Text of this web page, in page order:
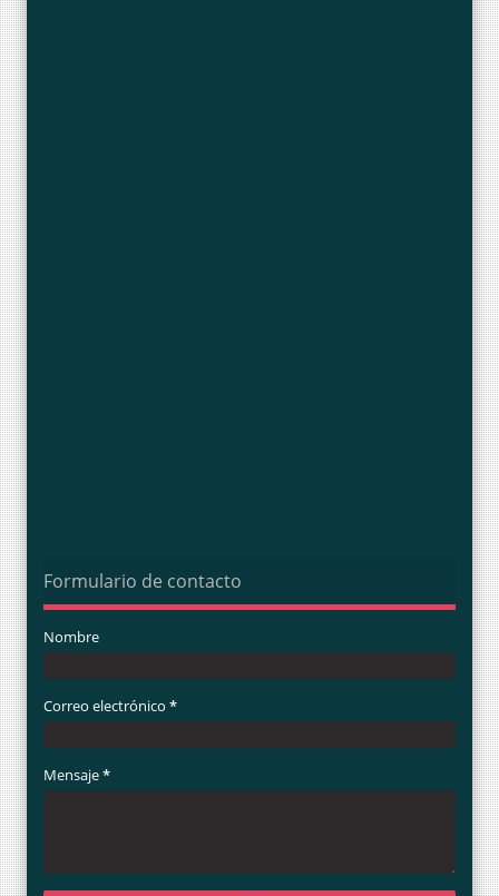
Formulario de contacto
Nombre
Correo electrónico *
Mensaje*